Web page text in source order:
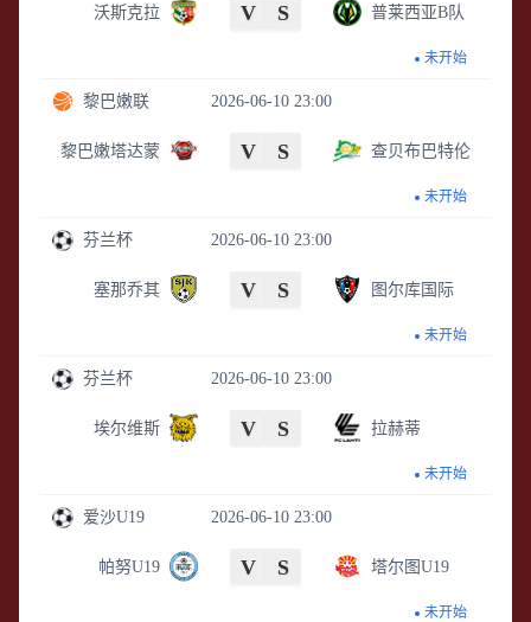
沃斯克拉 V S 普莱西亚B队
未开始
2026-06-10 23:00
黎巴嫩联
黎巴嫩塔达蒙 V S 查贝布巴特伦
未开始
2026-06-10 23:00
芬兰杯
塞那乔其 V S 图尔库国际
未开始
2026-06-10 23:00
芬兰杯
埃尔维斯 V S 拉赫蒂
未开始
2026-06-10 23:00
爱沙U19
帕努U19 V S 塔尔图U19
未开始